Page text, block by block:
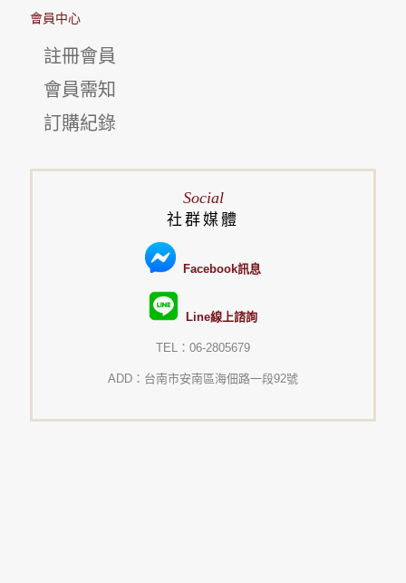
會員中心
註冊會員
會員需知
訂購紀錄
Social
社群媒體
Facebook訊息
Line線上諮詢
TEL：06-2805679
ADD：台南市安南區海佃路一段92號